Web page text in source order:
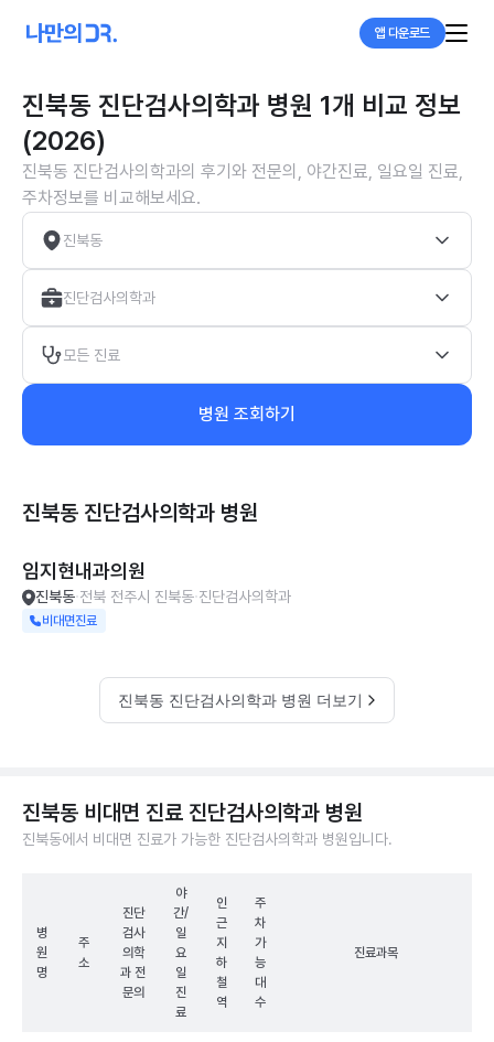
앱 다운로드
진북동 진단검사의학과 병원 1개 비교 정보
(2026)
진북동 진단검사의학과의 후기와 전문의, 야간진료, 일요일 진료,
주차정보를 비교해보세요.
진북동
진단검사의학과
모든 진료
병원 조회하기
진북동 진단검사의학과 병원
임지현내과의원
진북동 전북 전주시 진북동 진단검사의학과
비대면진료
진북동 진단검사의학과 병원 더보기
진북동 비대면 진료 진단검사의학과 병원
진북동에서 비대면 진료가 가능한 진단검사의학과 병원입니다.
병
원
명
주
소
진단
검사
의학
과 전
문의
야
간/
일
요
일
진
료
인
근
지
하
철
역
주
차
가
능
대
수
진료과목